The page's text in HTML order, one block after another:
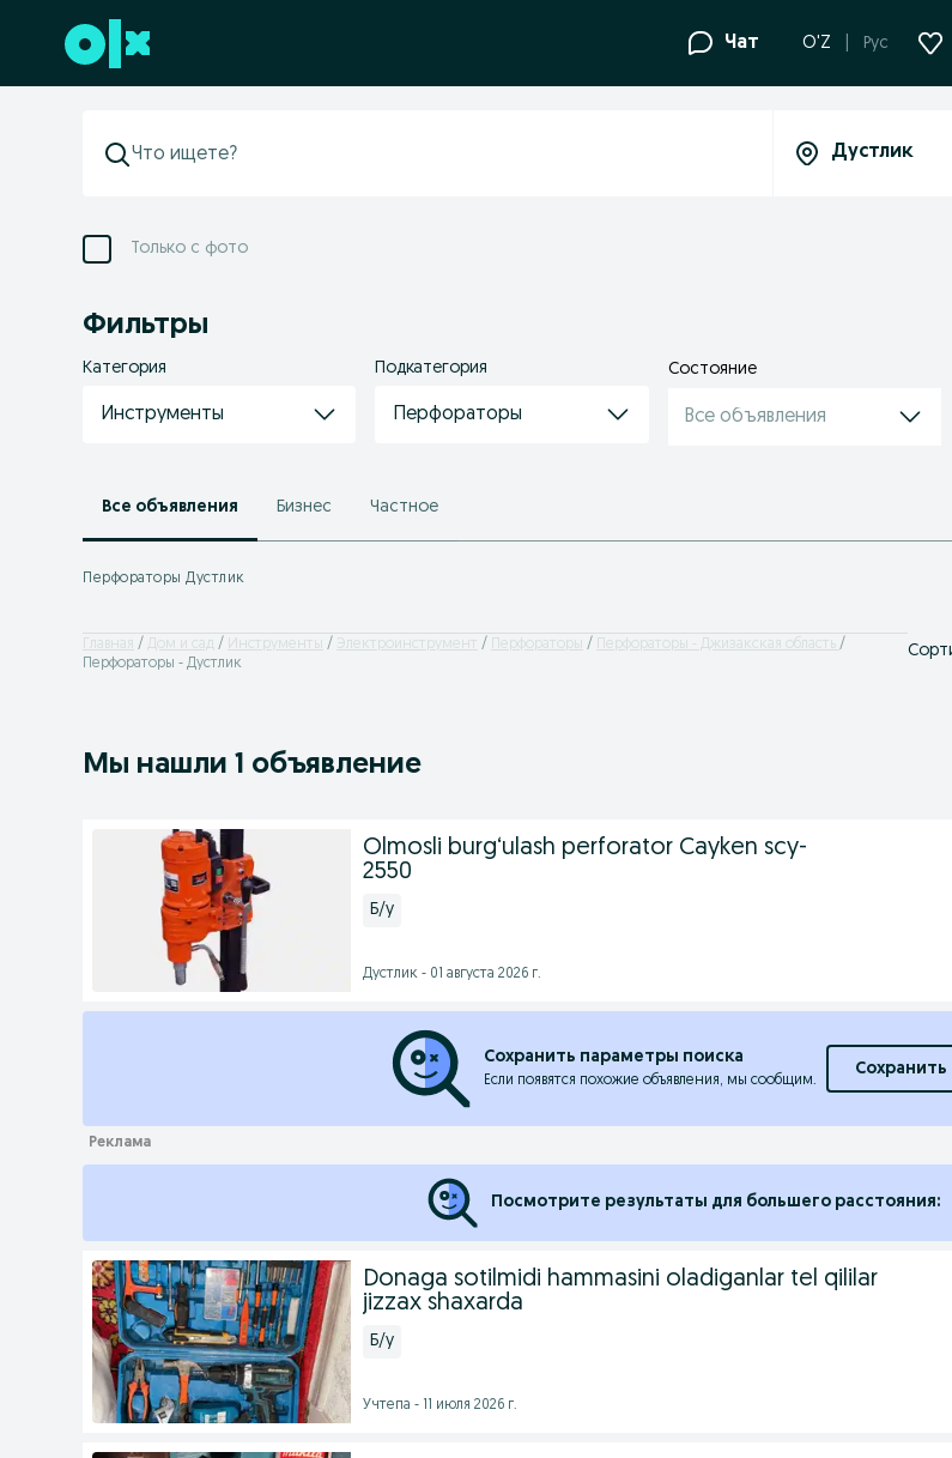
Перейти к нижнему колонтитулу Чат O'Z Рус
Только с фото
Фильтры
Категория
Инструменты
Подкатегория
Перфораторы
Состояние
Все объявления
Все объявления Бизнес Частное
Перфораторы Дустлик
Главная Дом и сад Инструменты Электроинструмент Перфораторы
Перфораторы - Джизакская область
Перфораторы - Дустлик
Мы нашли 1 объявление
Olmosli burg‘ulash perforator Cayken scy-
2550
Б/у
Дустлик - 01 августа 2026 г.
Сохранить параметры поиска
Если появятся похожие объявления, мы сообщим.
Сохранить
Посмотрите результаты для большего расстояния:
Donaga sotilmidi hammasini oladiganlar tel qililar
jizzax shaxarda
Б/у
Учтепа - 11 июля 2026 г.